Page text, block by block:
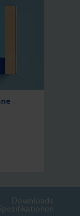
Downloads